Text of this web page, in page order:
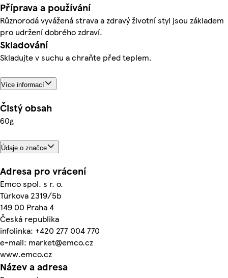
Příprava a používání
Různorodá vyvážená strava a zdravý životní styl jsou základem
pro udržení dobrého zdraví.
Skladování
Skladujte v suchu a chraňte před teplem.
Více informací
Čistý obsah
60g
Údaje o značce
Adresa pro vrácení
Emco spol. s r. o.
Türkova 2319/5b
149 00 Praha 4
Česká republika
infolinka: +420 277 004 770
e-mail: market@emco.cz
www.emco.cz
Název a adresa